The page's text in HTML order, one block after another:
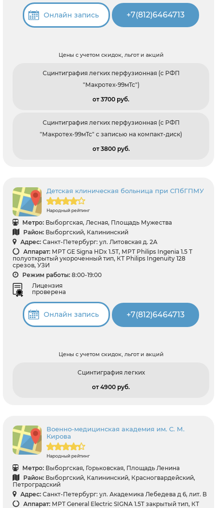
Онлайн запись +7(812)6464713
Цены с учетом скидок, льгот и акций
Сцинтиграфия легких перфузионная (с РФП
"Макротех-99мТс")
от 3700 pуб.
Сцинтиграфия легких перфузионная (с РФП
"Макротех-99мТс" с записью на компакт-диск)
от 3800 pуб.
Детская клиническая больница при СПбГПМУ
Народный рейтинг
Метро: Выборгская, Лесная, Площадь Мужества
Район: Выборгский, Калининский
Адрес: Санкт-Петербург: ул. Литовская д. 2А
Аппарат: МРТ GЕ Signa HDx 1.5Т, МРТ Philips Ingenia 1.5 Т
полуоткрытый укороченный тип, КТ Philips Ingenuity 128
срезов, УЗИ
Режим работы: 8:00-19:00
Лицензия
проверена
Онлайн запись +7(812)6464713
Цены с учетом скидок, льгот и акций
Сцинтиграфия легких
от 4900 pуб.
Военно-медицинская академия им. С. М.
Кирова
Народный рейтинг
Метро: Выборгская, Горьковская, Площадь Ленина
Район: Выборгский, Калининский, Красногвардейский,
Петроградский
Адрес: Санкт-Петербург: ул. Академика Лебедева д 6, лит. В
Аппарат: МРТ General Electric SIGNA 1.5T закрытый тип, КТ